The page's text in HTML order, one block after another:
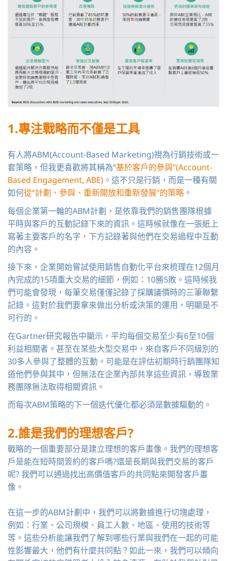
1.專注戰略而不僅是工具
有人將ABM(Account-Based Marketing)視為行銷技術或一
套策略，但我更喜歡將其稱為“基於客戶的參與”(Account-
Based Engagement, ABE) 。這不只是行銷，而是一種有關
如何從“計劃、參與、重新開放和重新發展”的策略 。
每個企業第一輪的ABM計劃，是依靠我們的銷售團隊根據
平時與客戶的互動記錄下來的資訊。這時候就像在一張紙上
寫著主要客戶的名字，下方記錄著與他們在交易過程中互動
的內容。
接下來，企業開始嘗試使用銷售自動化平台來梳理在12個月
內完成的15項重大交易的細節，例如：10勝5敗。這時候我
們可能會發現，每筆交易僅僅記錄了採購議價時的三筆聯繫
記錄。這對於我們要拿來做出分析或決策的運用，明顯是不
可行的。
在Gartner研究報告中顯示，平均每個交易至少有6至10個
利益相關者。甚至在某些大型交易中，來自客戶不同級別的
30多人參與了整體的互動。可能是在評估初期時行銷團隊知
道他們參與其中，但無法在企業內部共享這些資訊，導致業
務團隊無法取得相關資訊。
而每次ABM策略的下一個迭代優化都必須是數據驅動的。
2.誰是我們的理想客戶?
戰略的一個重要部分是建立理想的客戶畫像。我們的理想客
戶是能在短時間簽約的客戶嗎?還是長期與我們交易的客戶
呢? 我們可以通過找出高價值客戶的共同點來開發客戶畫
像。
在這一步的ABM計劃中，我們可以將數據進行切塊處理，
例如：行業、公司規模、員工人數、地區、使用的技術等
等。這些分析能讓我們了解到哪些行業與我們在一起的可能
性影響最大，他們有什麼共同點？如此一來，我們可以傾向